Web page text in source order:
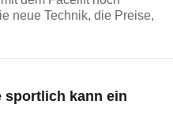
neue Technik, die Preise,
sportlich kann ein